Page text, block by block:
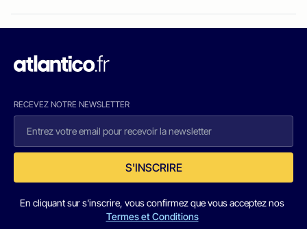
RECEVEZ NOTRE NEWSLETTER
S'INSCRIRE
En cliquant sur s'inscrire, vous confirmez que vous acceptez nos
Termes et Conditions